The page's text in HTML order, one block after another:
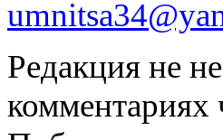
Редакция не
комментариях